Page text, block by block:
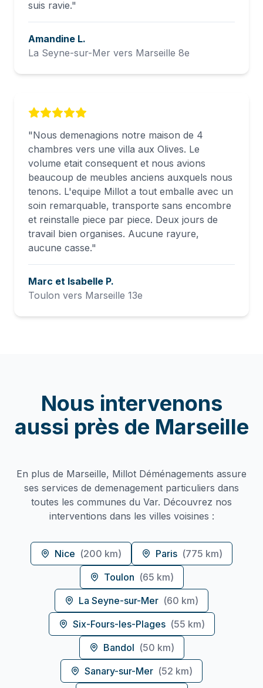
suis ravie."
Amandine L.
La Seyne-sur-Mer vers Marseille 8e
"Nous demenagions notre maison de 4
chambres vers une villa aux Olives. Le
volume etait consequent et nous avions
beaucoup de meubles anciens auxquels nous
tenons. L'equipe Millot a tout emballe avec un
soin remarquable, transporte sans encombre
et reinstalle piece par piece. Deux jours de
travail bien organises. Aucune rayure,
aucune casse."
Marc et Isabelle P.
Toulon vers Marseille 13e
Nous intervenons
aussi près de Marseille
En plus de Marseille, Millot Déménagements assure
ses services de demenagement particuliers dans
toutes les communes du Var. Découvrez nos
interventions dans les villes voisines :
Nice (200 km) Paris (775 km)
Toulon (65 km)
La Seyne-sur-Mer (60 km)
Six-Fours-les-Plages (55 km)
Bandol (50 km)
Sanary-sur-Mer (52 km)